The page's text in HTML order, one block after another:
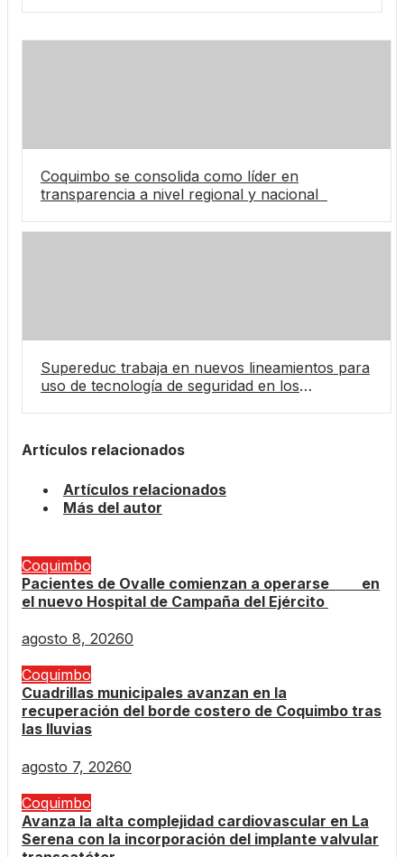
Coquimbo se consolida como líder en
transparencia a nivel regional y nacional
Supereduc trabaja en nuevos lineamientos para
uso de tecnología de seguridad en los
Artículos relacionados
Artículos relacionados
Más del autor
Coquimbo
Pacientes de Ovalle comienzan a operarse en
el nuevo Hospital de Campaña del Ejército
agosto 8, 20260
Coquimbo
Cuadrillas municipales avanzan en la
recuperación del borde costero de Coquimbo tras
las lluvias
agosto 7, 20260
Coquimbo
Avanza la alta complejidad cardiovascular en La
Serena con la incorporación del implante valvular